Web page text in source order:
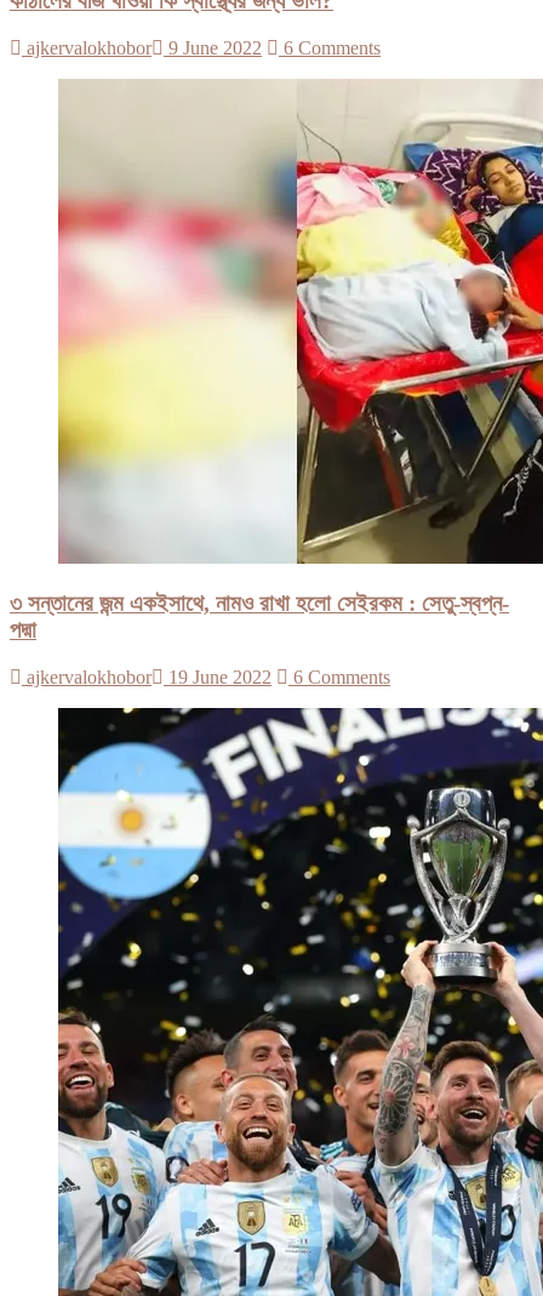
ajkervalokhobor 9 June 2022 6 Comments
৩ সন্তানের জন্ম একইসাথে, নামও রাখা হলো সেইরকম : সেতু-স্বপ্ন-
পদ্মা
ajkervalokhobor 19 June 2022 6 Comments